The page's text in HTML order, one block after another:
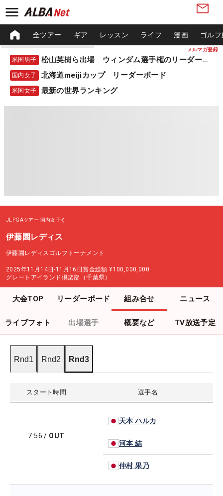
メルマガ登録
全ツアー ギア レッスン ライフ 漫画 ゴル
米国男子 松山英樹ら出場 ウィンダム選手権のリーダーボード
国内女子 北海道meijiカップ リーダーボード
米国女子 最新の世界ランキング
JLPGAツアー 国内女子
伊藤園レディス
伊藤園レディスゴルフトーナメント
2025年11月14日-11月16日賞金総額 ¥100,000,000
グレートアイランド倶楽部（千葉県）
大会TOP リーダーボード 組み合せ ニュース
ライブフォト 出場選手 概要など TV放送予定
Rnd1 Rnd2 Rnd3
スタート時間 選手名
7:56 / OUT
天本 ハルカ
河本 結
仲村 果乃